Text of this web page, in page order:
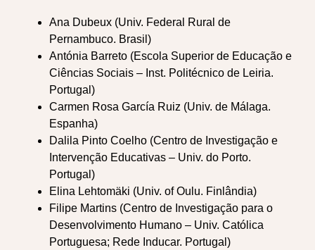
Ana Dubeux (Univ. Federal Rural de
Pernambuco. Brasil)
Antónia Barreto (Escola Superior de Educação e
Ciências Sociais – Inst. Politécnico de Leiria.
Portugal)
Carmen Rosa García Ruiz (Univ. de Málaga.
Espanha)
Dalila Pinto Coelho (Centro de Investigação e
Intervenção Educativas – Univ. do Porto.
Portugal)
Elina Lehtomäki (Univ. of Oulu. Finlândia)
Filipe Martins (Centro de Investigação para o
Desenvolvimento Humano – Univ. Católica
Portuguesa; Rede Inducar. Portugal)